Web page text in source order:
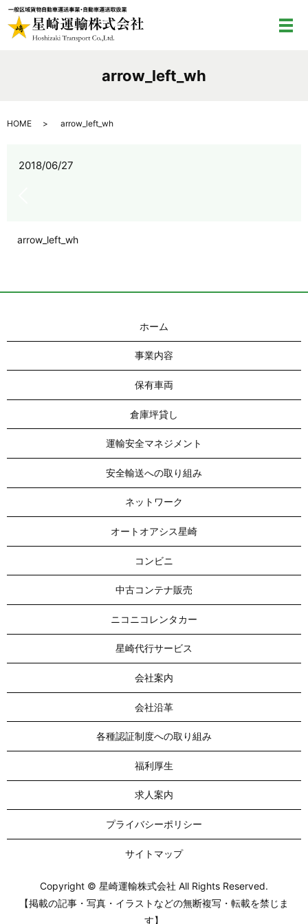
メ
arrow_left_wh
HOME arrow_left_wh
2018/06/27
arrow_left_wh
ホーム
事業内容
保有車両
倉庫坪貸し
運輸安全マネジメント
安全輸送への取り組み
ネットワーク
オートオアシス星崎
コンビニ
中古コンテナ販売
ニコニコレンタカー
星崎代行サービス
会社案内
会社沿革
各種認証制度への取り組み
福利厚生
求人案内
プライバシーポリシー
サイトマップ
Copyright © 星崎運輸株式会社 All Rights Reserved.
【掲載の記事・写真・イラストなどの無断複写・転載を禁じま
す】